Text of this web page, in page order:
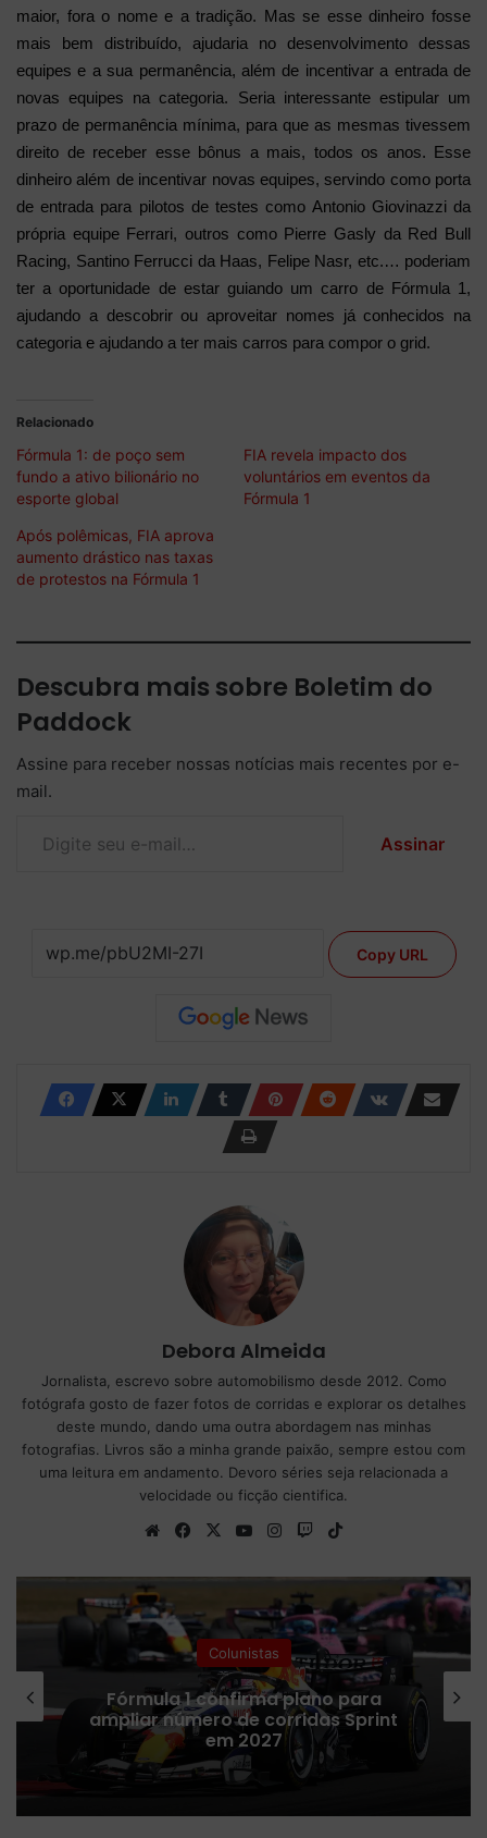
maior, fora o nome e a tradição. Mas se esse dinheiro fosse
mais bem distribuído, ajudaria no desenvolvimento dessas
equipes e a sua permanência, além de incentivar a entrada de
novas equipes na categoria. Seria interessante estipular um
prazo de permanência mínima, para que as mesmas tivessem
direito de receber esse bônus a mais, todos os anos. Esse
dinheiro além de incentivar novas equipes, servindo como porta
de entrada para pilotos de testes como Antonio Giovinazzi da
própria equipe Ferrari, outros como Pierre Gasly da Red Bull
Racing, Santino Ferrucci da Haas, Felipe Nasr, etc.… poderiam
ter a oportunidade de estar guiando um carro de Fórmula 1,
ajudando a descobrir ou aproveitar nomes já conhecidos na
categoria e ajudando a ter mais carros para compor o grid.
Relacionado
Fórmula 1: de poço sem
fundo a ativo bilionário no
esporte global
FIA revela impacto dos
voluntários em eventos da
Fórmula 1
Após polêmicas, FIA aprova
aumento drástico nas taxas
de protestos na Fórmula 1
Descubra mais sobre Boletim do
Paddock
Assine para receber nossas notícias mais recentes por e-
mail.
Assinar
Copy URL
Debora Almeida
Jornalista, escrevo sobre automobilismo desde 2012. Como
fotógrafa gosto de fazer fotos de corridas e explorar os detalhes
deste mundo, dando uma outra abordagem nas minhas
fotografias. Livros são a minha grande paixão, sempre estou com
uma leitura em andamento. Devoro séries seja relacionada a
velocidade ou ficção cientifica.
We
te
Fa
bo
ok
X
Yo
ub
e
Ins
ra
m
Tw
h
k
Colunistas
Fórmula 1 confirma plano para
ampliar número de corridas Sprint
em 2027